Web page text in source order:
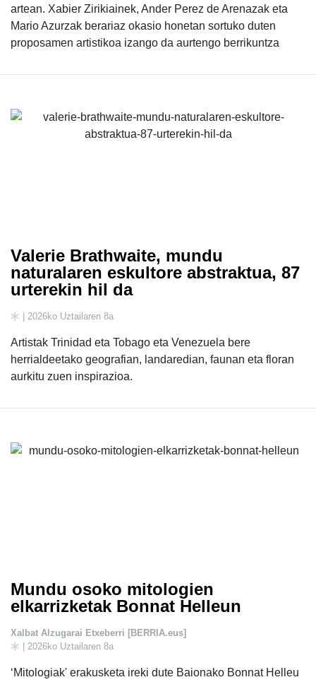
artean. Xabier Zirikiainek, Ander Perez de Arenazak eta
Mario Azurzak berariaz okasio honetan sortuko duten
proposamen artistikoa izango da aurtengo berrikuntza
Valerie Brathwaite, mundu
naturalaren eskultore abstraktua, 87
urterekin hil da
| 2026ko Uztailaren 8a
Artistak Trinidad eta Tobago eta Venezuela bere
herrialdeetako geografian, landaredian, faunan eta floran
aurkitu zuen inspirazioa.
Mundu osoko mitologien
elkarrizketak Bonnat Helleun
Xalbat Alzugarai Etxeberri [BERRIA.eus]
| 2026ko Uztailaren 8a
‘Mitologiak' erakusketa ireki dute Baionako Bonnat Helleu